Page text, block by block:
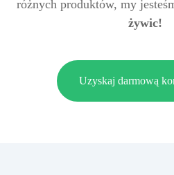
różnych produktów, my
żywic!
Uzyskaj darmową